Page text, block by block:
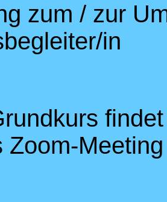
zum / zur
in
Zoom-